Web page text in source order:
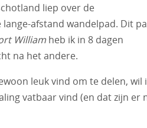
liep over de
afstand wandelpad. Dit
William heb ik in 8 dagen
na het andere.
leuk vind om te delen, wil
vatbaar vind (en dat zijn er